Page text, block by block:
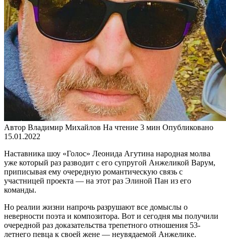
Автор Владимир Михайлов На чтение 3 мин Опубликовано
15.01.2022
Наставника шоу «Голос» Леонида Агутина народная молва
уже который раз разводит с его супругой Анжеликой Варум,
приписывая ему очередную романтическую связь с
участницей проекта — на этот раз Элиной Пан из его
команды.
Но реалии жизни напрочь разрушают все домыслы о
неверности поэта и композитора. Вот и сегодня мы получили
очередной раз доказательства трепетного отношения 53-
летнего певца к своей жене — неувядаемой Анжелике.